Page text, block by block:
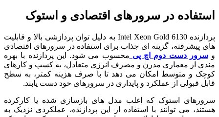
استفاده در سرورهای اقتصادی و استوک
پردازنده Intel Xeon Gold 6130 به دلیل توان پردازشی بالا و قابلیت
های پیشرفته، گزینه ای جذاب برای استفاده در سرورهای اقتصادی
وسرور دست دوم اچ پی محسوب می شود. این پردازنده با بهره
مندی از معماری مدرن و مصرف انرژی متعادل، به کسب و کارهای
کوچک و متوسط امکان می دهد تا با صرف هزینه کمتر، به سطح
قابل قبولی از عملکرد و پایداری در سرورهای خود دست یابند.
سرورهای استوک که اغلب مدل های بازسازی شده یا کارکرده
هستند، می توانند با استفاده از این پردازنده، عملکردی نزدیک به